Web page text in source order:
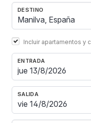
DESTINO
Incluir apartamentos y
ENTRADA
SALIDA